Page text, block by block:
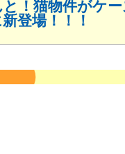
と！猫物件がケ
登場！！！